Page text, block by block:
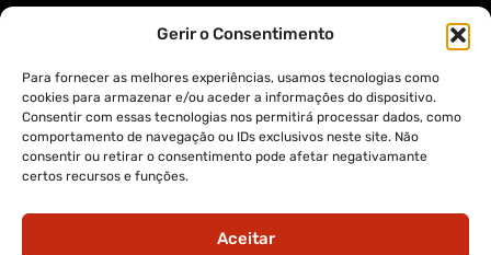
Gerir o Consentimento
Para fornecer as melhores experiências, usamos tecnologias como
cookies para armazenar e/ou aceder a informações do dispositivo.
Consentir com essas tecnologias nos permitirá processar dados, como
comportamento de navegação ou IDs exclusivos neste site. Não
consentir ou retirar o consentimento pode afetar negativamante
certos recursos e funções.
Aceitar
LOJA
TERMOS E PRIVACIDADE
POLÍTICA DE PROTEÇÃO DE DADOS E DE PRIVACIDADE
TERMOS DE UTILIZADOR
TERMOS E CONDIÇÕES DA COMPRA